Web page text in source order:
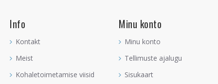
Info
Kontakt
Meist
Kohaletoimetamise viisid
Minu konto
Minu konto
Tellimuste ajalugu
Sisukaart